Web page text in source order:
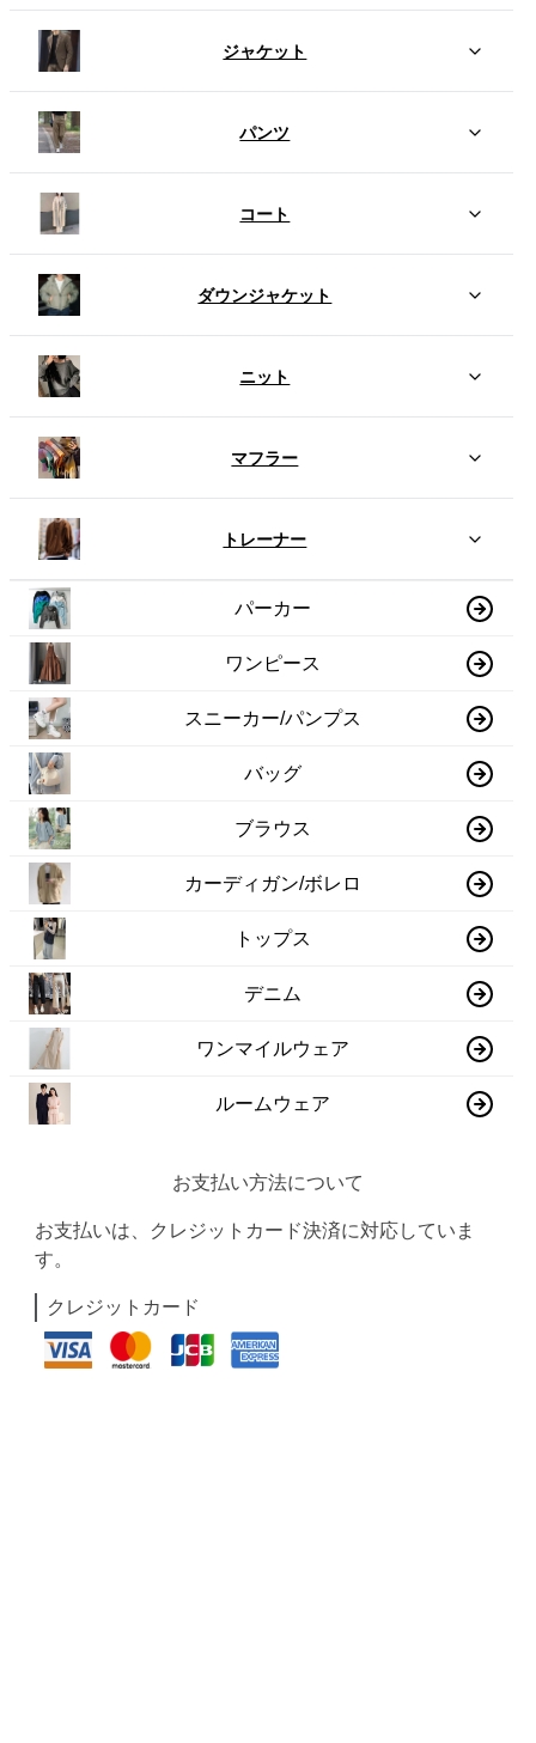
ジャケット
パンツ
コート
ダウンジャケット
ニット
マフラー
トレーナー
パーカー
ワンピース
スニーカー/パンプス
バッグ
ブラウス
カーディガン/ボレロ
トップス
デニム
ワンマイルウェア
ルームウェア
お支払い方法について
お支払いは、クレジットカード決済に対応していま
す。
クレジットカード